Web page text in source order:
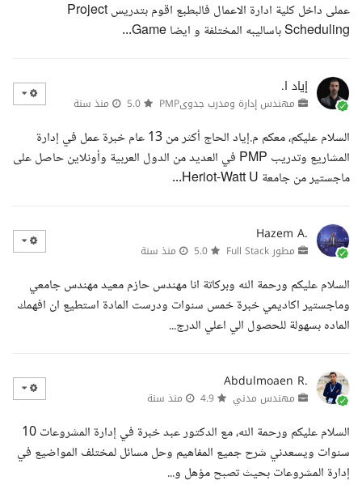
عملى داخل كلية ادارة الاعمال فالبطبع اقوم بتدريس Project
Scheduling باساليبه المختلفة و ايضا Game...
إياد ا.
مهندس إدارة ومدرب جدوىPMP منذ سنة
السلام عليكم، معكم م.إياد الحاج أكثر من 13 عام خبرة عمل في إدارة
المشاريع وتدريب PMP في العديد من الدول العربية وأونلاين حاصل على
ماجستير من جامعة Heriot-Watt U...
Hazem A.
مطور Full Stack منذ سنة
السلام عليكم ورحمة الله وبركاتة انا مهندس حازم معيد مهندس جامعي
وماجستير اكاديمي خبرة خمس سنوات ودرست المادة استطيع ان افهمك
الماده بسهولة للحصول الي اعلي الدرج...
Abdulmoaen R.
مهندس مدني منذ سنة
السلام عليكم ورحمة الله، مع الدكتور عبد خبرة في إدارة المشروعات 10
سنوات ويسعدني شرح جميع المفاهيم وحل مسائل لمختلف المواضيع في
إدارة المشروعات بحيث تصبح مؤهل و...